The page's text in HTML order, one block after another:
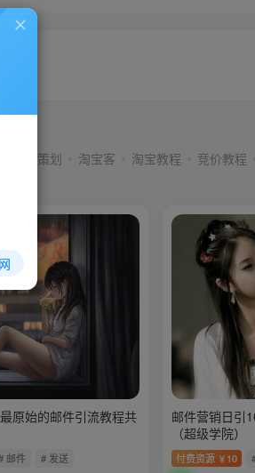
文案策划 淘宝客 淘宝教程 竞价教程
原始的邮件引流教程共
邮件 # 发送
邮件营销日引
（超级学院）
付费资源 ￥ 10